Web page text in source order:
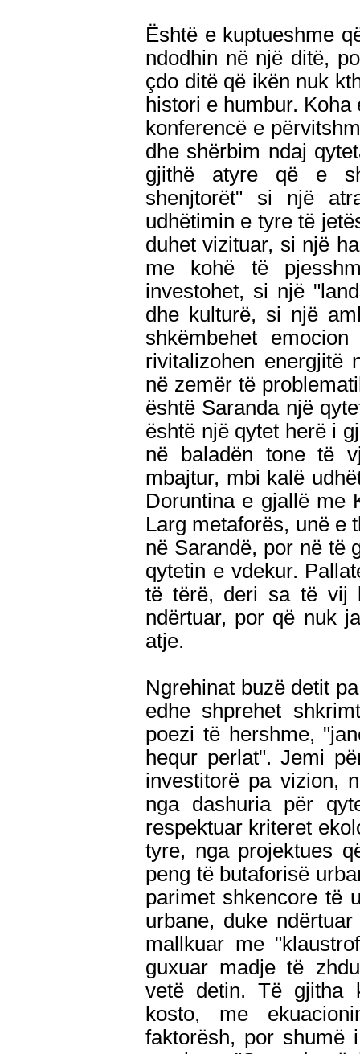
Është e kuptueshme
ndodhin në një ditë,
çdo ditë që ikën nuk
histori e humbur.
konferencë e
dhe shërbim ndaj
gjithë atyre që e
shenjtorët" si një
udhëtimin e tyre të
duhet vizituar, si një
me kohë të
investohet, si një
dhe kulturë, si një
shkëmbehet
rivitalizohen energjitë
në zemër të
është Saranda një
është një qytet herë i
në baladën tone të
mbajtur, mbi kalë
Doruntina e gjallë me
Larg metaforës, unë e
në Sarandë, por në të
qytetin e vdekur.
të tërë, deri sa të vij
ndërtuar, por që nuk
atje.
Ngrehinat buzë detit
edhe shprehet
poezi të hershme,
hequr perlat". Jemi
investitorë pa vizion,
nga dashuria për
respektuar kriteret
tyre, nga projektues
peng të butaforisë
parimet shkencore të
urbane, duke
mallkuar me
guxuar madje të
vetë detin. Të gjitha
kosto, me
faktorësh, por shumë